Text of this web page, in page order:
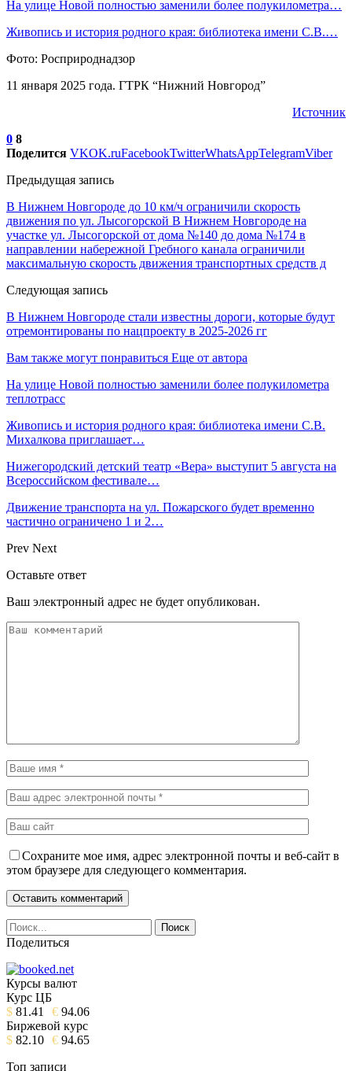
На улице Новой полностью заменили более полукилометра…
Живопись и история родного края: библиотека имени С.В.…
Фото: Росприроднадзор
11 января 2025 года. ГТРК “Нижний Новгород”
Источник
0 8
Поделится VKOK.ruFacebookTwitterWhatsAppTelegramViber
Предыдущая запись
В Нижнем Новгороде до 10 км/ч ограничили скорость
движения по ул. Лысогорской В Нижнем Новгороде на
участке ул. Лысогорской от дома №140 до дома №174 в
направлении набережной Гребного канала ограничили
максимальную скорость движения транспортных средств д
Следующая запись
В Нижнем Новгороде стали известны дороги, которые будут
отремонтированы по нацпроекту в 2025-2026 гг
Вам также могут понравиться Еще от автора
На улице Новой полностью заменили более полукилометра
теплотрасс
Живопись и история родного края: библиотека имени С.В.
Михалкова приглашает…
Нижегородский детский театр «Вера» выступит 5 августа на
Всероссийском фестивале…
Движение транспорта на ул. Пожарского будет временно
частично ограничено 1 и 2…
Prev Next
Оставьте ответ
Ваш электронный адрес не будет опубликован.
Сохраните мое имя, адрес электронной почты и веб-сайт в
этом браузере для следующего комментария.
Поделиться
Курсы валют
Курс ЦБ
$ 81.41 € 94.06
Биржевой курс
$ 82.10 € 94.65
Топ записи